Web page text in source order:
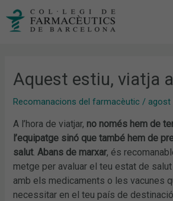
Aquest estiu, viatja
Recomanacions del farmacèutic / agost
A l’hora de viatjar, no només hem de
l’equipatge sinó que també hem de
salut.Abans de marxar, és
metge per avaluar el teu estat de
amb els medicaments o les vacunes
necessitar en el teu país de